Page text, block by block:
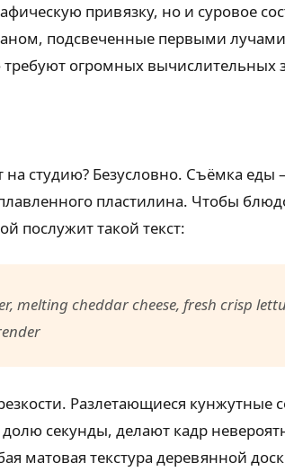
привязку, но и суровое
подсвеченные первыми
огромных
на студию? Безусловно. Съёмка
пластилина. Чтобы
послужит такой текст:
melting cheddar cheese, fresh crisp
Разлетающиеся кунжутные
секунды, делают кадр
матовая текстура деревянной